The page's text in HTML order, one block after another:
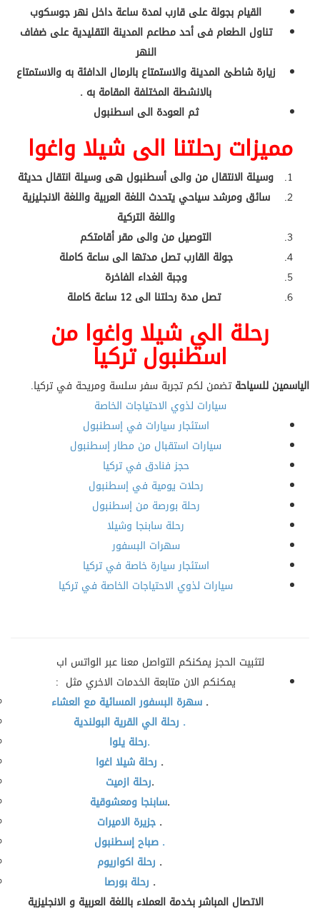
القيام بجولة على قارب لمدة ساعة داخل نهر جوسكوب
تناول الطعام فى أحد مطاعم المدينة التقليدية على ضفاف
النهر
زيارة شاطئ المدينة والاستمتاع بالرمال الدافئة به والاستمتاع
بالانشطة المختلفة المقامة به .
ثم العودة الى اسطنبول
مميزات رحلتنا الى شيلا واغوا
وسيلة الانتقال من والى أسطنبول هى وسيلة انتقال حديثة
سائق ومرشد سياحي يتحدث اللغة العربية واللغة الانجليزية
واللغة التركية
التوصيل من والى مقر أقامتكم
جولة القارب تصل مدتها الى ساعة كاملة
وجبة الغداء الفاخرة
تصل مدة رحلتنا الى 12 ساعة كاملة
رحلة الي شيلا واغوا من
اسطنبول تركيا
الياسمين للسياحة تضمن لكم تجربة سفر سلسة ومريحة في تركيا.
سيارات لذوي الاحتياجات الخاصة
استئجار سيارات في إسطنبول
سيارات استقبال من مطار إسطنبول
حجز فنادق في تركيا
رحلات يومية في إسطنبول
رحلة بورصة من إسطنبول
رحلة سابنجا وشيلا
سهرات البسفور
استئجار سيارة خاصة في تركيا
سيارات لذوي الاحتياجات الخاصة في تركيا
لتثبيت الحجز يمكنكم التواصل معنا عبر الواتس اب
يمكنكم الان متابعة الخدمات الاخري مثل :
سهرة البسفور المسائية مع العشاء.
رحلة الي القرية البولندية .
رحلة يلوا.
رحلة شيلا اغوا .
رحلة ازميت.
سابنجا ومعشوقية.
جزيرة الاميرات .
صباح إسطنبول .
رحلة اكواريوم .
رحلة بورصا .
الاتصال المباشر بخدمة العملاء باللغة العربية و الانجليزية